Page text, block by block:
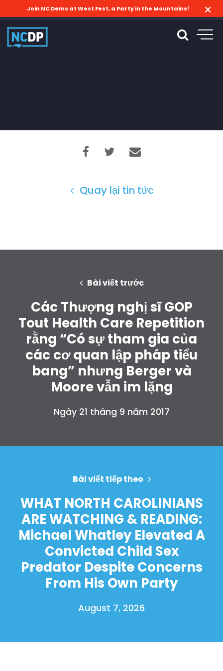
Join NC Dems at West Fest, a Party in the Mountains!
Quay lại tin tức
Bài viết trước
Các Thượng nghị sĩ GOP
Tout Health Care Repetition
rằng “Có sự tham gia của
các cơ quan lập pháp tiểu
bang” nhưng Berger và
Moore vẫn im lặng
Ngày 21 tháng 9 năm 2017
Bài viết tiếp theo
WHAT NORTH CAROLINIANS
ARE WATCHING & READING:
Michael Whatley Elevated A
Convicted Child Sex
Predator Despite Concerns
From His Own Party
August 7, 2026